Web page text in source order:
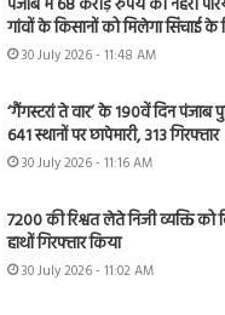
गांवों के किसानों को मिलेगा सिंचाई के
30 July 2026 - 11:48 AM
‘गैंगस्टरां ते वार’ के 190वें दिन पंजाब
641 स्थानों पर छापेमारी, 313 गिरफ्तार
30 July 2026 - 11:16 AM
7200 की रिश्वत लेते निजी व्यक्ति को
हाथों गिरफ्तार किया
30 July 2026 - 11:02 AM